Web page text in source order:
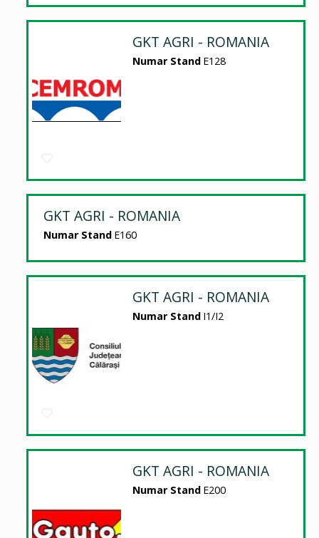
GKT AGRI - ROMANIA
Numar Stand E128
GKT AGRI - ROMANIA
Numar Stand E160
GKT AGRI - ROMANIA
Numar Stand I1/I2
GKT AGRI - ROMANIA
Numar Stand E200